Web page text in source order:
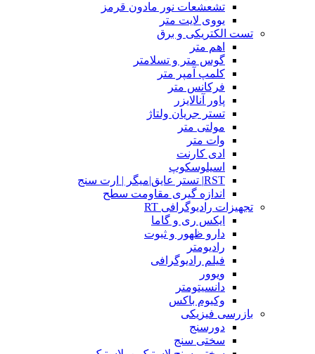
تشعشعات نور مادون قرمز
یووی لایت متر
تست الکتریکی و برق
اهم متر
گوس متر و تسلامتر
کلمپ آمپر متر
فرکانس متر
پاور آنالایزر
تستر جریان ولتاژ
مولتی متر
وات متر
ادی کارنت
اسیلوسکوپ
RST| تستر عایق|میگر | ارت سنج
اندازه گیری مقاومت سطح
تجهیزات رادیوگرافی RT
ایکس ری و گاما
دارو ظهور و ثبوت
رادیومتر
فیلم رادیوگرافی
ویوور
دانسیتومتر
وکیوم باکس
بازرسی فیزیکی
دورسنج
سختی سنج